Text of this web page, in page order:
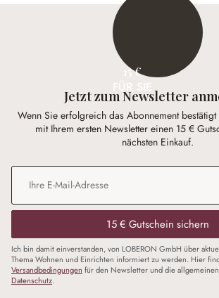
15 €
Jetzt zum Newsletter
Wenn Sie erfolgreich das Abonnement
mit Ihrem ersten Newsletter einen 15 €
nächsten Einkauf.
E-Mail-Adresse
15 € Gutschein sichern
Ich bin damit einverstanden, von LOBERON GmbH über
Thema Wohnen und Einrichten informiert zu werden. Hier
Versandbedingungen für den Newsletter und die
Datenschutz.